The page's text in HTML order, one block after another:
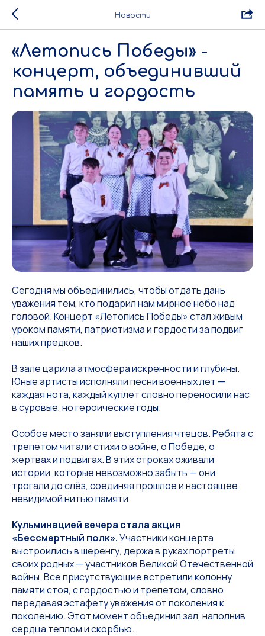
Новости
«Летопись Победы» -
концерт, объединивший
память и гордость
Сегодня мы объединились, чтобы отдать дань
уважения тем, кто подарил нам мирное небо над
головой. Концерт «Летопись Победы» стал живым
уроком памяти, патриотизма и гордости за подвиг
наших предков.
В зале царила атмосфера искренности и глубины.
Юные артисты исполняли песни военных лет —
каждая нота, каждый куплет словно переносили нас
в суровые, но героические годы.
Особое место заняли выступления чтецов. Ребята с
трепетом читали стихи о войне, о Победе, о
жертвах и подвигах. В этих строках оживали
истории, которые невозможно забыть — они
трогали до слёз, соединяя прошлое и настоящее
невидимой нитью памяти.
Кульминацией вечера стала акция
«Бессмертный полк».Участники концерта
выстроились в шеренгу, держа в руках портреты
своих родных — участников Великой Отечественной
войны. Все присутствующие встретили колонну
памяти стоя, с гордостью и трепетом, словно
передавая эстафету уважения от поколения к
поколению. Этот момент объединил зал, наполнив
сердца теплом и скорбью.